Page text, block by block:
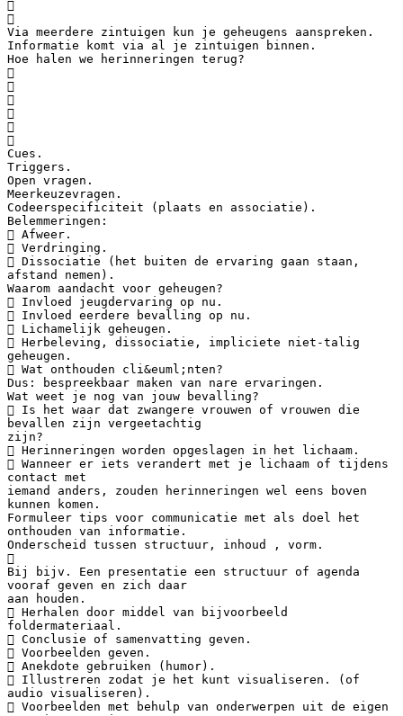


Via meerdere zintuigen kun je geheugens aanspreken.
Informatie komt via al je zintuigen binnen.
Hoe halen we herinneringen terug?






Cues.
Triggers.
Open vragen.
Meerkeuzevragen.
Codeerspecificiteit (plaats en associatie).
Belemmeringen:
 Afweer.
 Verdringing.
 Dissociatie (het buiten de ervaring gaan staan,
afstand nemen).
Waarom aandacht voor geheugen?
 Invloed jeugdervaring op nu.
 Invloed eerdere bevalling op nu.
 Lichamelijk geheugen.
 Herbeleving, dissociatie, impliciete niet-talig
geheugen.
 Wat onthouden cli&euml;nten?
Dus: bespreekbaar maken van nare ervaringen.
Wat weet je nog van jouw bevalling?
 Is het waar dat zwangere vrouwen of vrouwen die
bevallen zijn vergeetachtig
zijn?
 Herinneringen worden opgeslagen in het lichaam.
 Wanneer er iets verandert met je lichaam of tijdens
contact met
iemand anders, zouden herinneringen wel eens boven
kunnen komen.
Formuleer tips voor communicatie met als doel het
onthouden van informatie.
Onderscheid tussen structuur, inhoud , vorm.

Bij bijv. Een presentatie een structuur of agenda
vooraf geven en zich daar
aan houden.
 Herhalen door middel van bijvoorbeeld
foldermateriaal.
 Conclusie of samenvatting geven.
 Voorbeelden geven.
 Anekdote gebruiken (humor).
 Illustreren zodat je het kunt visualiseren. (of
audio visualiseren).
 Voorbeelden met behulp van onderwerpen uit de eigen